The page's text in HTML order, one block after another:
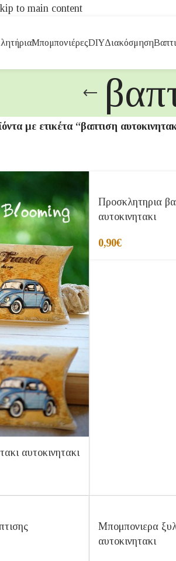
to main content
ΜπομπονιέρεςDIYΔιακόσμηση
με ετικέτα “βαπτιση
αυτοκινητακι
Προσκλητηρια
αυτοκινητακι
0,90€
Μπομπονιερα
αυτοκινητακι